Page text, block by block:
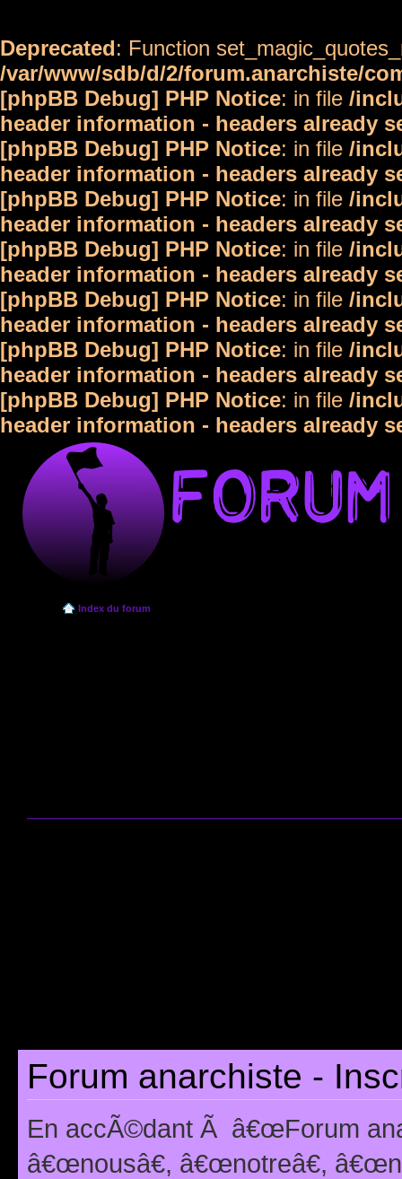
Deprecated: Function
/var/www/sdb/d/2/forum.anarchiste/
[phpBB Debug] PHP Notice: in file /
header information - headers already
[phpBB Debug] PHP Notice: in file /
header information - headers already
[phpBB Debug] PHP Notice: in file /
header information - headers already
[phpBB Debug] PHP Notice: in file /
header information - headers already
[phpBB Debug] PHP Notice: in file /
header information - headers already
[phpBB Debug] PHP Notice: in file /
header information - headers already
[phpBB Debug] PHP Notice: in file /
header information - headers already
Index du forum
Forum anarchiste -
En accÃ©dant Ã â€œForum
â€œnousâ€, â€œnotreâ€,